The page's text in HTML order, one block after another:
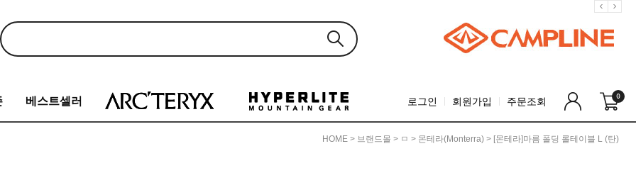
베스트셀러 로그인 회원가입 주문조회 0
HOME > 브랜드몰 > ㅁ > 몬테라(monterra) > [몬테라]마름 폴딩 롤테이블 L (탄)